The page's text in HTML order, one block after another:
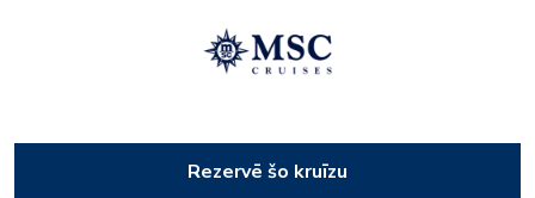
Rezervē šo kruīzu